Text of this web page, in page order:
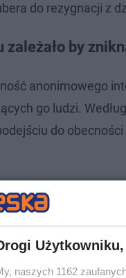
do rezygnacji z
by
anonimowego
go ludzi.
do
Użytkowniku,
naszych 1162